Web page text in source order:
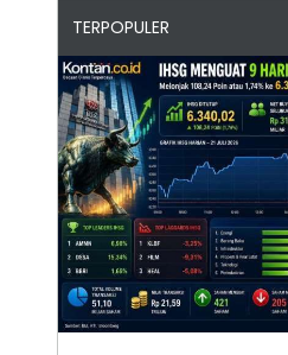
TERPOPULER